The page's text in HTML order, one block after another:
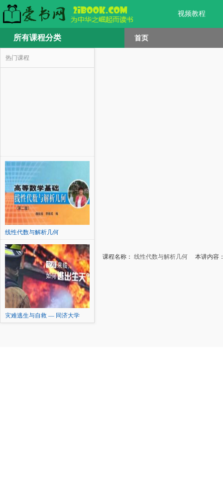
视频教程
所有课程分类 首页
热门课程
线性代数与解析几何
灾难逃生与自救 — 同济大学
课程名称： 线性代数与解析几何 本讲内容